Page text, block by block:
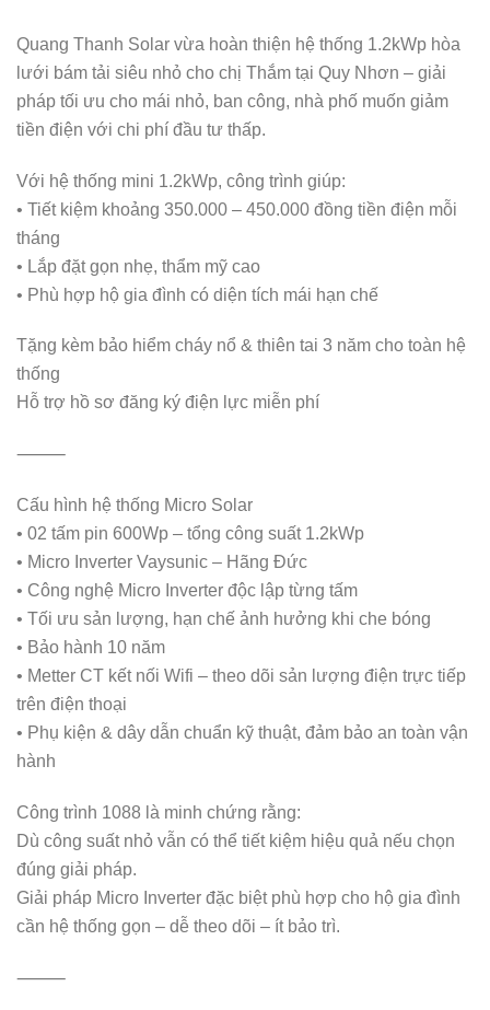
Quang Thanh Solar vừa hoàn thiện hệ thống 1.2kWp hòa
lưới bám tải siêu nhỏ cho chị Thắm tại Quy Nhơn – giải
pháp tối ưu cho mái nhỏ, ban công, nhà phố muốn giảm
tiền điện với chi phí đầu tư thấp.
Với hệ thống mini 1.2kWp, công trình giúp:
• Tiết kiệm khoảng 350.000 – 450.000 đồng tiền điện mỗi
tháng
• Lắp đặt gọn nhẹ, thẩm mỹ cao
• Phù hợp hộ gia đình có diện tích mái hạn chế
Tặng kèm bảo hiểm cháy nổ & thiên tai 3 năm cho toàn hệ
thống
Hỗ trợ hồ sơ đăng ký điện lực miễn phí
⸻
Cấu hình hệ thống Micro Solar
• 02 tấm pin 600Wp – tổng công suất 1.2kWp
• Micro Inverter Vaysunic – Hãng Đức
• Công nghệ Micro Inverter độc lập từng tấm
• Tối ưu sản lượng, hạn chế ảnh hưởng khi che bóng
• Bảo hành 10 năm
• Metter CT kết nối Wifi – theo dõi sản lượng điện trực tiếp
trên điện thoại
• Phụ kiện & dây dẫn chuẩn kỹ thuật, đảm bảo an toàn vận
hành
Công trình 1088 là minh chứng rằng:
Dù công suất nhỏ vẫn có thể tiết kiệm hiệu quả nếu chọn
đúng giải pháp.
Giải pháp Micro Inverter đặc biệt phù hợp cho hộ gia đình
cần hệ thống gọn – dễ theo dõi – ít bảo trì.
⸻